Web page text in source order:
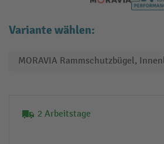
Variante wählen:
2 Arbeitstage